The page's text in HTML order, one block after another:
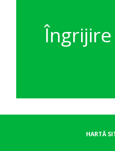
Îngrijire
HARTĂ